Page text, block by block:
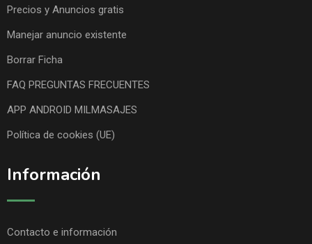
Precios y Anuncios gratis
Manejar anuncio existente
Borrar Ficha
FAQ PREGUNTAS FRECUENTES
APP ANDROID MILMASAJES
Política de cookies (UE)
Información
Contacto e información